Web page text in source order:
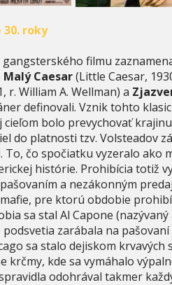
roky
filmu
Malý Caesar(Little Caesar,
r. William A. Wellman) a
definovali. Vznik tohto
cieľom bolo prevychovať
do platnosti tzv. Volsteadov
To, čo spočiatku vyzeralo ako
histórie. Prohibícia totiž
a nezákonným
pre ktorú obdobie
sa stal Al Capone (nazývaný
podsvetia zarábala na
sa stalo dejiskom
krčmy, kde sa vymáhalo
odohrával takmer